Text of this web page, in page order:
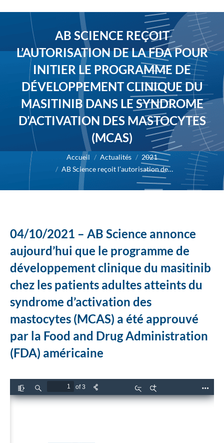
AB SCIENCE REÇOIT
L’AUTORISATION DE LA FDA POUR
INITIER LE PROGRAMME DE
DÉVELOPPEMENT CLINIQUE DU
MASITINIB DANS LE SYNDROME
D’ACTIVATION DES MASTOCYTES
(MCAS)
Vous êtes ici : Accueil Actualités
2021
AB Science reçoit l’autorisation de…
04/10/2021 – AB Science annonce
aujourd’hui que le programme de
développement clinique du masitinib
chez les patients adultes atteints du
syndrome d’activation des
mastocytes (MCAS) a été approuvé
par la Food and Drug Administration
(FDA) américaine